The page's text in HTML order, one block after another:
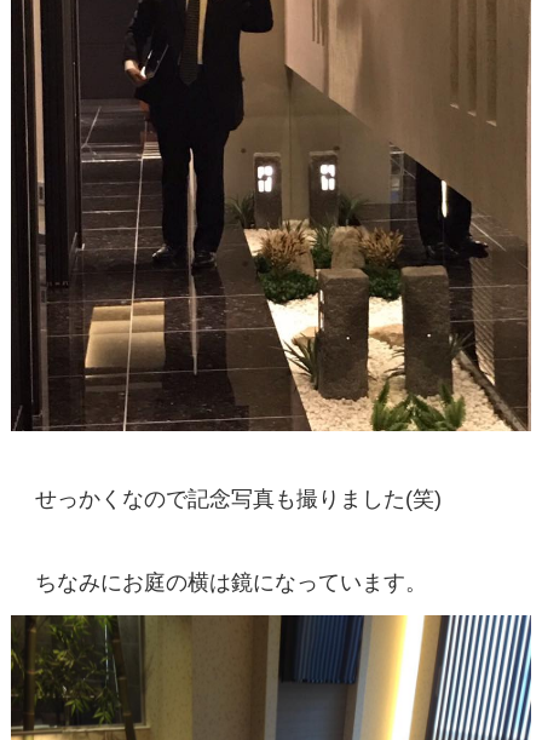
せっかくなので記念写真も撮りました(笑)
ちなみにお庭の横は鏡になっています。